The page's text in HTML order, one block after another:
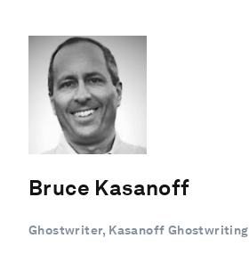
Bruce Kasanoff
Ghostwriter, Kasanoff Ghostwriting